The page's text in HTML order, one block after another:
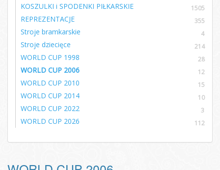
KOSZULKI i SPODENKI PIŁKARSKIE 1505
REPREZENTACJE 355
Stroje bramkarskie 4
Stroje dziecięce 214
WORLD CUP 1998 28
WORLD CUP 2006 12
WORLD CUP 2010 15
WORLD CUP 2014 10
WORLD CUP 2022 3
WORLD CUP 2026 112